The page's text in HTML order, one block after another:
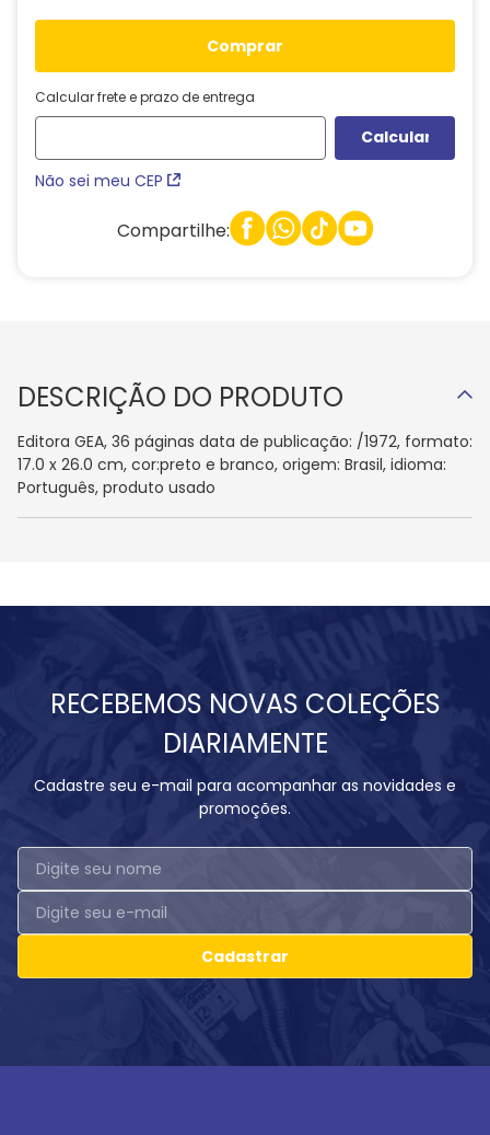
comprar
Calcular frete e prazo de entrega
Não sei meu CEP
Compartilhe:
DESCRIÇÃO DO PRODUTO
Editora GEA, 36 páginas data de publicação: /1972, formato:
17.0 x 26.0 cm, cor:preto e branco, origem: Brasil, idioma:
Português, produto usado
RECEBEMOS NOVAS COLEÇÕES
DIARIAMENTE
Cadastre seu e-mail para acompanhar as novidades e
promoções.
Cadastrar